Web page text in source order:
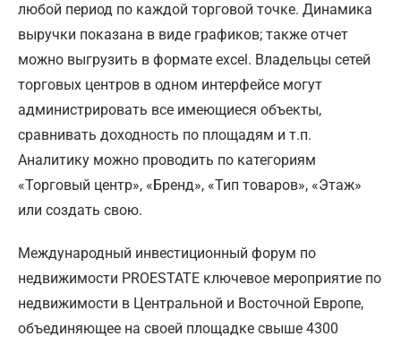
любой период по каждой торговой точке. Динамика
выручки показана в виде графиков; также отчет
можно выгрузить в формате excel. Владельцы сетей
торговых центров в одном интерфейсе могут
администрировать все имеющиеся объекты,
сравнивать доходность по площадям и т.п.
Аналитику можно проводить по категориям
«Торговый центр», «Бренд», «Тип товаров», «Этаж»
или создать свою.
Международный инвестиционный форум по
недвижимости PROESTATE ключевое мероприятие по
недвижимости в Центральной и Восточной Европе,
объединяющее на своей площадке свыше 4300